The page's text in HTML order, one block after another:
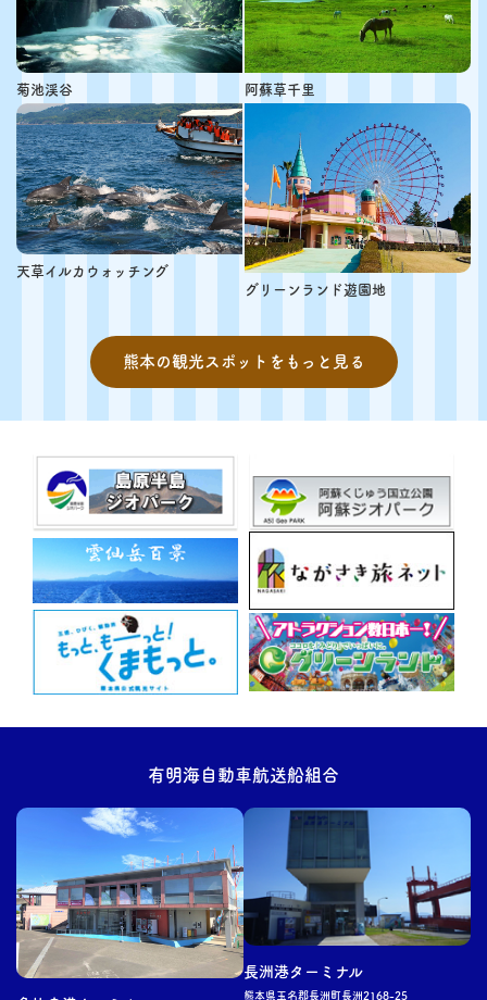
菊池渓谷 阿蘇草千里
天草イルカウォッチング
グリーンランド遊園地
熊本の観光スポットをもっと見る
有明海自動車航送船組合
長洲港ターミナル
熊本県玉名郡長洲 町長洲2168-25